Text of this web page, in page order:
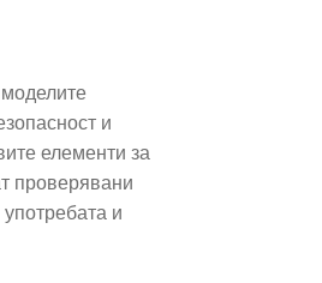
и
елементи за
проверявани
и